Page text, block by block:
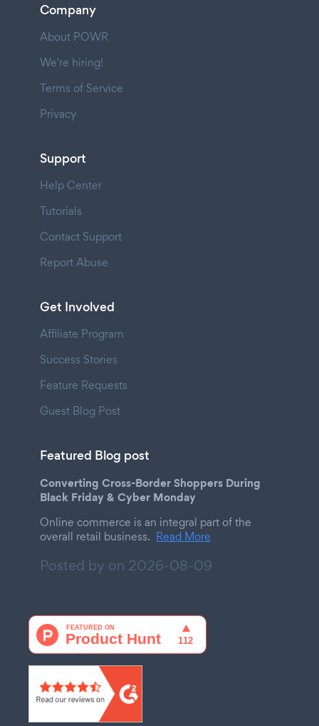
Company
About POWR
We're hiring!
Terms of Service
Privacy
Support
Help Center
Tutorials
Contact Support
Report Abuse
Get Involved
Affiliate Program
Success Stories
Feature Requests
Guest Blog Post
Featured Blog post
Converting Cross-Border Shoppers During
Black Friday & Cyber Monday
Online commerce is an integral part of the
overall retail business. Read More
Posted by on 2026-08-09